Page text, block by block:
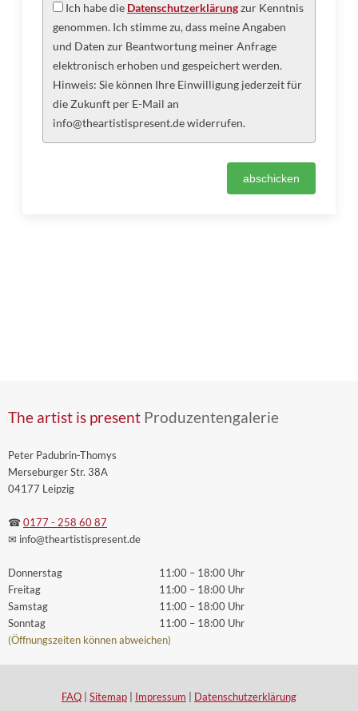
Ich habe die Datenschutzerklärungzur Kenntnis
genommen. Ich stimme zu, dass meine Angaben
und Daten zur Beantwortung meiner Anfrage
elektronisch erhoben und gespeichert werden.
Hinweis: Sie können Ihre Einwilligung jederzeit für
die Zukunft per E-Mail an
info@theartistispresent.de widerrufen.
The artist is present Produzentengalerie
Peter Padubrin-Thomys
Merseburger Str. 38A
04177 Leipzig
☎ 0177 - 258 60 87
✉ info@theartistispresent.de
Donnerstag
Freitag
Samstag
Sonntag
11:00 – 18:00 Uhr
11:00 – 18:00 Uhr
11:00 – 18:00 Uhr
11:00 – 18:00 Uhr
(Öffnungszeiten können abweichen)
FAQ Sitemap Impressum Datenschutzerklärung